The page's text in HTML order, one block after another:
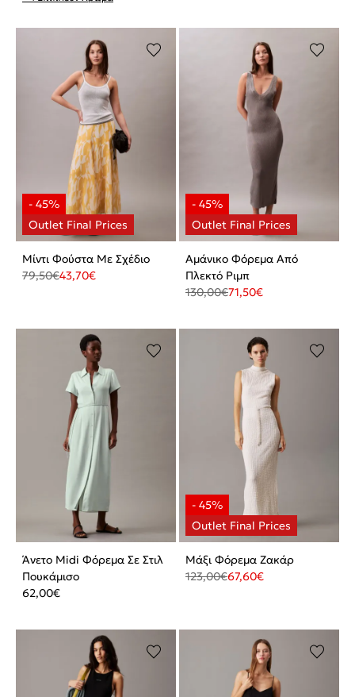
Μίντι Φούστα Με Σχέδιο
79,50€43,70€
Αμάνικο Φόρεμα Από
Πλεκτό Ριμπ
130,00€71,50€
Άνετο Midi Φόρεμα Σε Στιλ
Πουκάμισο
62,00€
Μάξι Φόρεμα Ζακάρ
123,00€67,60€